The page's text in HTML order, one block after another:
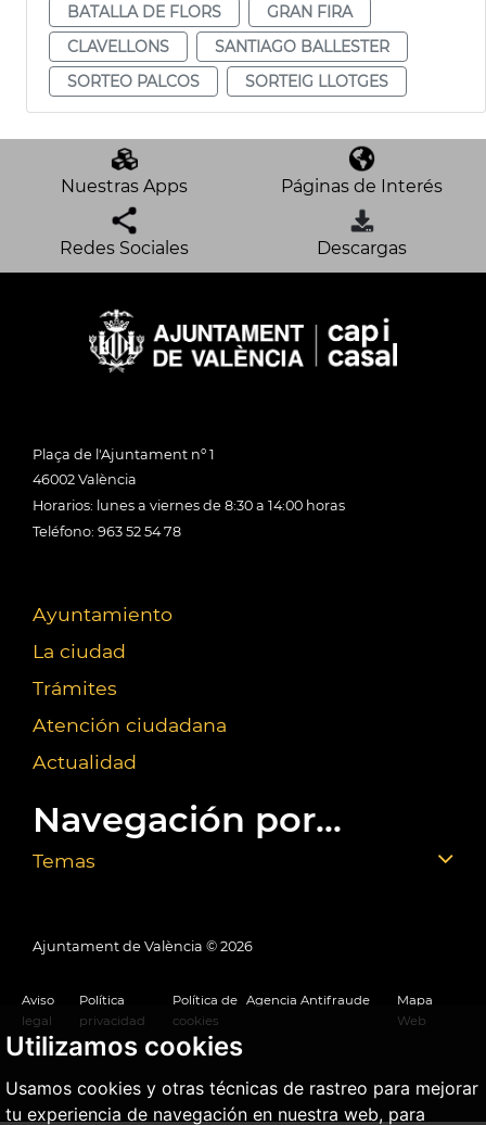
Utilizamos cookies
Usamos cookies y otras técnicas de rastreo para mejorar
tu experiencia de navegación en nuestra web, para
BATALLA DE FLORS
GRAN FIRA
CLAVELLONS
SANTIAGO BALLESTER
SORTEO PALCOS
SORTEIG LLOTGES
Nuestras Apps Páginas de Interés
Redes Sociales Descargas
Plaça de l'Ajuntament nº 1
46002 València
Horarios: lunes a viernes de 8:30 a 14:00 horas
Teléfono: 963 52 54 78
Ayuntamiento
La ciudad
Trámites
Atención ciudadana
Actualidad
Navegación por...
Temas
Ajuntament de València © 2026
Aviso
legal
Política
privacidad
Política de
cookies
Agencia Antifraude
Mapa
Web